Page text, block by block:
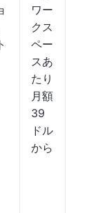
ワー
クス
ペー
スあ
たり
月額
39
ドル
から